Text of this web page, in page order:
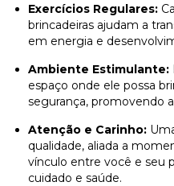
Exercícios Regulares:
brincadeiras ajudam a
em energia e
Ambiente Estimulante:
espaço onde ele possa
segurança, promovendo
Atenção e Carinho:
qualidade, aliada a
vínculo entre você e seu
cuidado e saúde.